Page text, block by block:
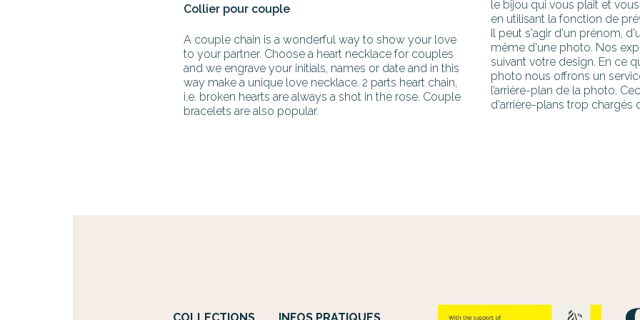
Collier pour couple
A couple chain is a wonderful way to show your love
to your partner. Choose a heart necklace for couples
and we engrave your initials, names or date and in this
way make a unique love necklace. 2 parts heart chain,
i.e. broken hearts are always a shot in the rose. Couple
bracelets are also popular.
le bijou qui vous plait et
en utilisant la fonction de
Il peut s'agir d'un prénom,
même d'une photo. Nos
suivant votre design. En ce
photo nous offrons un
l’arrière-plan de la photo.
d'arrière-plans trop chargés